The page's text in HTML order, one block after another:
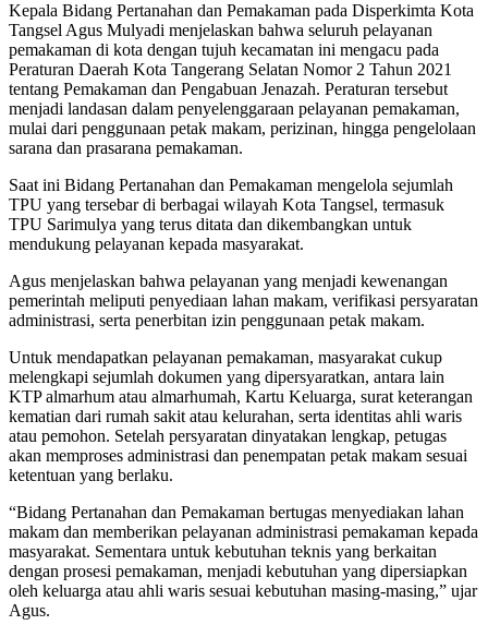
Kepala Bidang Pertanahan dan Pemakaman pada Disperkimta Kota
Tangsel Agus Mulyadi menjelaskan bahwa seluruh pelayanan
pemakaman di kota dengan tujuh kecamatan ini mengacu pada
Peraturan Daerah Kota Tangerang Selatan Nomor 2 Tahun 2021
tentang Pemakaman dan Pengabuan Jenazah. Peraturan tersebut
menjadi landasan dalam penyelenggaraan pelayanan pemakaman,
mulai dari penggunaan petak makam, perizinan, hingga pengelolaan
sarana dan prasarana pemakaman.
Saat ini Bidang Pertanahan dan Pemakaman mengelola sejumlah
TPU yang tersebar di berbagai wilayah Kota Tangsel, termasuk
TPU Sarimulya yang terus ditata dan dikembangkan untuk
mendukung pelayanan kepada masyarakat.
Agus menjelaskan bahwa pelayanan yang menjadi kewenangan
pemerintah meliputi penyediaan lahan makam, verifikasi persyaratan
administrasi, serta penerbitan izin penggunaan petak makam.
Untuk mendapatkan pelayanan pemakaman, masyarakat cukup
melengkapi sejumlah dokumen yang dipersyaratkan, antara lain
KTP almarhum atau almarhumah, Kartu Keluarga, surat keterangan
kematian dari rumah sakit atau kelurahan, serta identitas ahli waris
atau pemohon. Setelah persyaratan dinyatakan lengkap, petugas
akan memproses administrasi dan penempatan petak makam sesuai
ketentuan yang berlaku.
“Bidang Pertanahan dan Pemakaman bertugas menyediakan lahan
makam dan memberikan pelayanan administrasi pemakaman kepada
masyarakat. Sementara untuk kebutuhan teknis yang berkaitan
dengan prosesi pemakaman, menjadi kebutuhan yang dipersiapkan
oleh keluarga atau ahli waris sesuai kebutuhan masing-masing,” ujar
Agus.